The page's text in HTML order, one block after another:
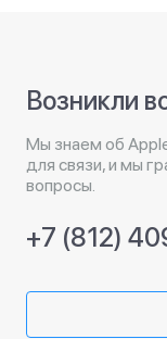
Возникли
Мы знаем об
для связи, и мы
вопросы.
+7 (812)